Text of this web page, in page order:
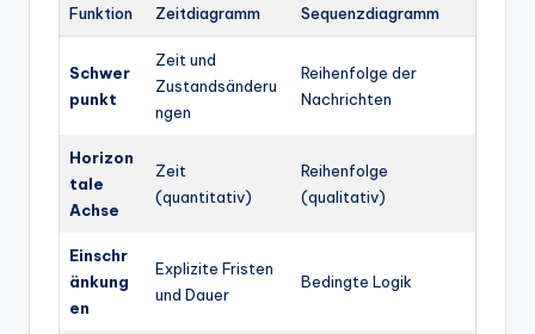
Funktion Zeitdiagramm Sequenzdiagramm
Schwer
punkt
Zeit und
Zustandsänderu
ngen
Reihenfolge der
Nachrichten
Horizon
tale
Achse
Zeit
(quantitativ)
Reihenfolge
(qualitativ)
Einschr
änkung
en
Explizite Fristen
und Dauer
Bedingte Logik